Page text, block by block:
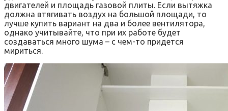
двигателей и площадь газовой плиты. Если вытяжка
должна втягивать воздух на большой площади, то
лучше купить вариант на два и более вентилятора,
однако учитывайте, что при их работе будет
создаваться много шума – с чем-то придется
мириться.